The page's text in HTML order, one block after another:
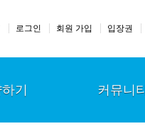
로그인 회원 가입 입장권
기 커뮤니티